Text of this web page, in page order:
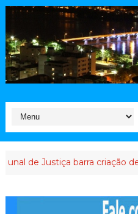
Justiça barra criação de